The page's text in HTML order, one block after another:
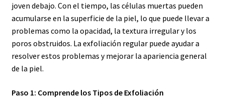
joven debajo. Con el tiempo, las células muertas pueden
acumularse en la superficie de la piel, lo que puede llevar a
problemas como la opacidad, la textura irregular y los
poros obstruidos. La exfoliación regular puede ayudar a
resolver estos problemas y mejorar la apariencia general
de la piel.
Paso 1: Comprende los Tipos de Exfoliación